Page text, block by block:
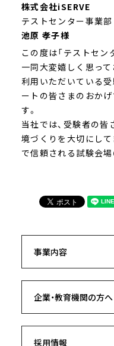
株式会社iSERVE
テストセンター事業部
池原 孝子様
この度は「テストセン
一同大変嬉しく思っ
利用いただいている
ートの皆さまのおか
す。
当社では、受験者の
境づくりを大切にし
で信頼される試験会
事業内容
企業・教育機関の方へ
採用情報